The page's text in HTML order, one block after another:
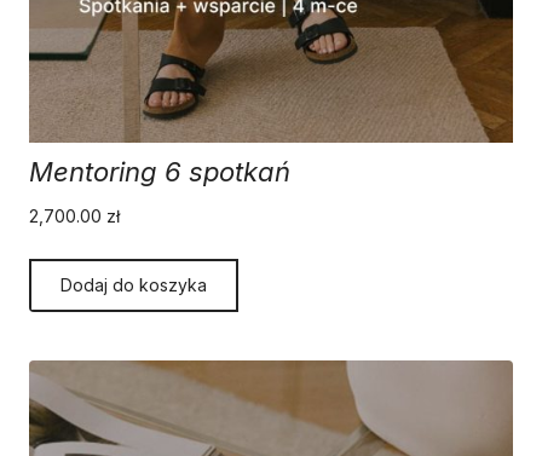
Mentoring 6 spotkań
2,700.00 zł
Dodaj do koszyka